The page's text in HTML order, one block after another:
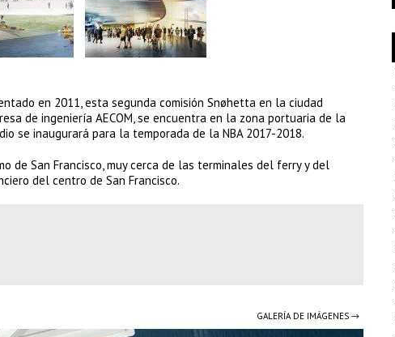
en 2011, esta segunda comisión Snøhetta en la ciudad
de ingeniería AECOM, se encuentra en la zona portuaria de la
se inaugurará para la temporada de la NBA 2017-2018.
de San Francisco, muy cerca de las terminales del ferry y del
del centro de San Francisco.
GALERÍA DE IMÁGENES →